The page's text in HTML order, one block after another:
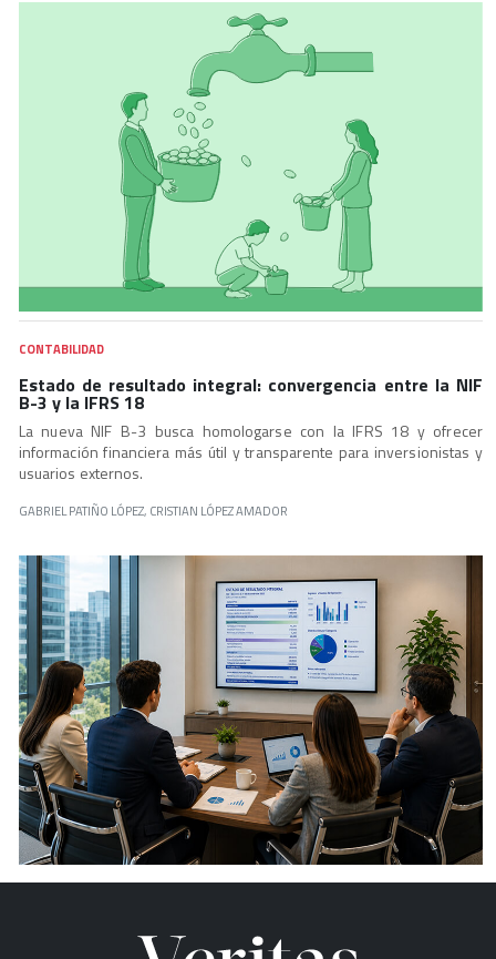
CONTABILIDAD
Estado de resultado integral: convergencia entre la NIF
B-3 y la IFRS 18
La nueva NIF B-3 busca homologarse con la IFRS 18 y ofrecer
información financiera más útil y transparente para inversionistas y
usuarios externos.
GABRIEL PATIÑO LÓPEZ, CRISTIAN LÓPEZ AMADOR